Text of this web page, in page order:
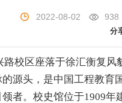
2022-08-02 938
分
路校区座落于徐汇衡复风
源头，是中国工程教育
者。校史馆位于1909年